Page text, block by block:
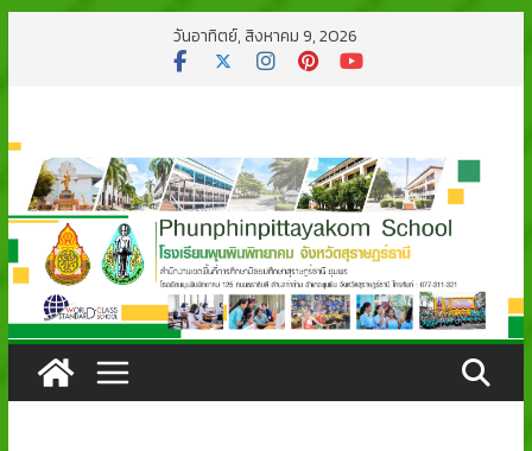
วันอาทิตย์, สิงหาคม 9, 2026